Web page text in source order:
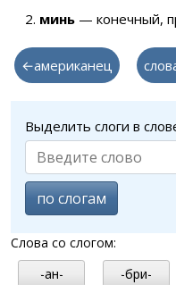
минь — конечный,
←американец
Выделить слоги в
по слогам
Слова со слогом:
-ан-
-бри-